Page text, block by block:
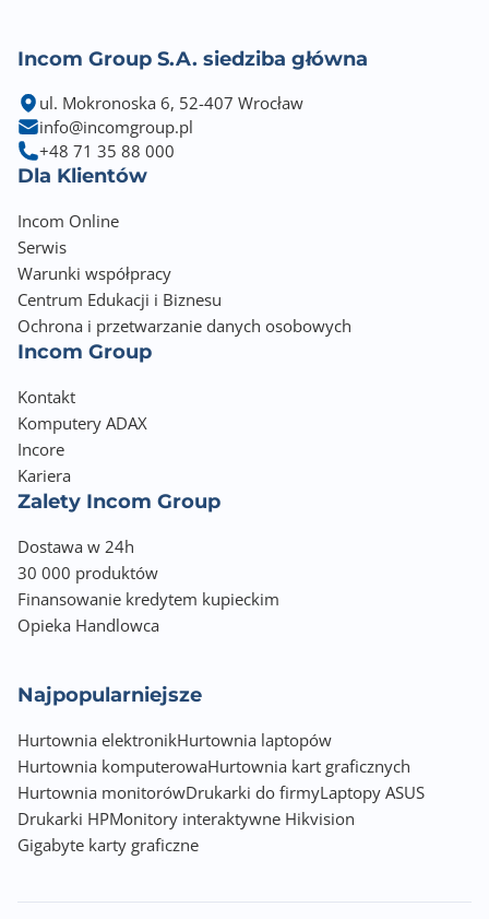
Incom Group S.A. siedziba główna
ul. Mokronoska 6, 52-407 Wrocław
info@incomgroup.pl
+48 71 35 88 000
Dla Klientów
Incom Online
Serwis
Warunki współpracy
Centrum Edukacji i Biznesu
Ochrona i przetwarzanie danych osobowych
Incom Group
Kontakt
Komputery ADAX
Incore
Kariera
Zalety Incom Group
Dostawa w 24h
30 000 produktów
Finansowanie kredytem kupieckim
Opieka Handlowca
Najpopularniejsze
Hurtownia elektronikHurtownia laptopów
Hurtownia komputerowaHurtownia kart graficznych
Hurtownia monitorówDrukarki do firmyLaptopy ASUS
Drukarki HPMonitory interaktywne Hikvision
Gigabyte karty graficzne